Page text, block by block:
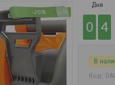
-20%
Дня
0 4
В
Код: